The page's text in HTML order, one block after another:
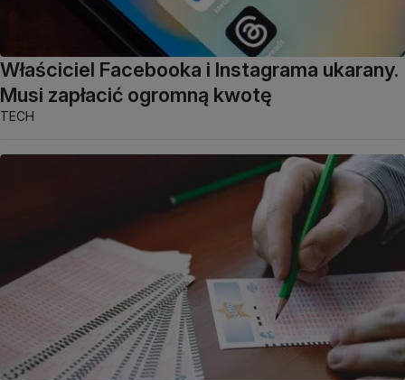
Właściciel Facebooka i Instagrama ukarany.
Musi zapłacić ogromną kwotę
TECH